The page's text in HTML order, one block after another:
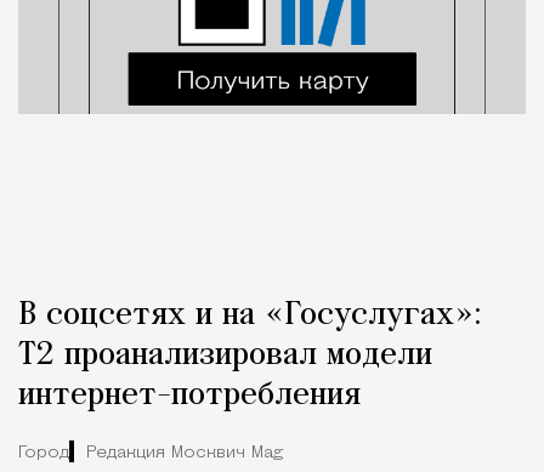
В соцсетях и на «Госуслугах»:
Т2 проанализировал модели
интернет-потребления
Город Редакция Москвич Mag